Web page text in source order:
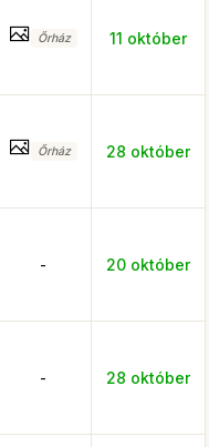
Őrház 11 október
Őrház 28 október
- 20 október
- 28 október